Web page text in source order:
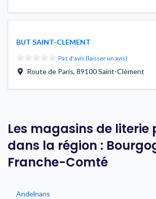
BUT SAINT-CLEMENT
Pas d'avis (laisser un avis)
Route de Paris, 89100 Saint-Clément
Les magasins de literie
dans la région :
Franche-Comté
Andelnans